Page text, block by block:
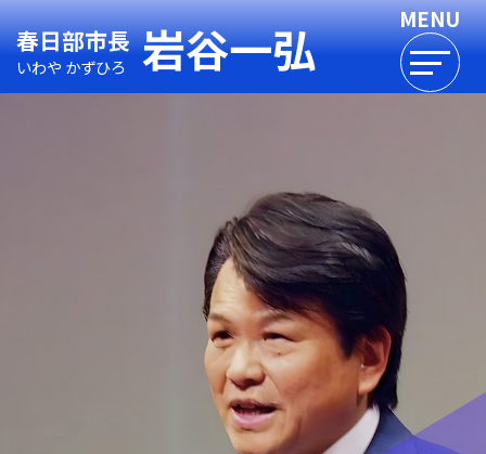
春日部市長
いわや かずひろ 岩谷一弘